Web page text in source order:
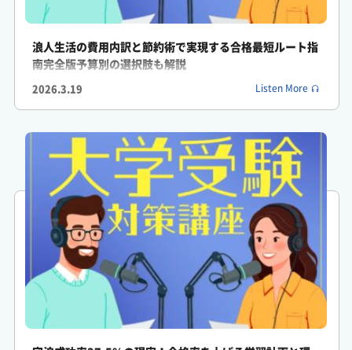
だとしたら、これからの時代、私たちの心や日々の実行力ってい
うのは一体誰がどうやってサポートしていくべきだと思います
がくしん: 非常に重要な問いですね。
ふみか: ぜひあなたの日常の目標達成プロセスと照らし合わせて
じっくり考えてみてくださいね。: 本日はここまで。
ふみか: 受験対策ラボ情報局でした。
がくしん: また次回お会いしましょう。
浪人生活の費用内訳と節約術で実現する合格最短ルート指
南完全版予算別の選択肢も解説
2026.3.19 Listen More